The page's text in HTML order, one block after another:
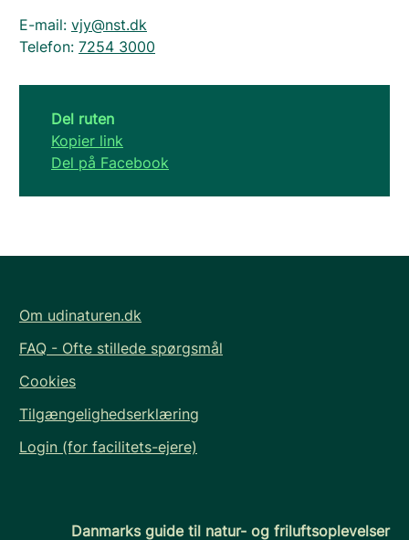
E-mail: vjy@nst.dk
Telefon: 7254 3000
Del ruten
Kopier link
Del på Facebook
Om udinaturen.dk
FAQ - Ofte stillede spørgsmål
Cookies
Tilgængelighedserklæring
Login (for facilitets-ejere)
Danmarks guide til natur- og friluftsoplevelser